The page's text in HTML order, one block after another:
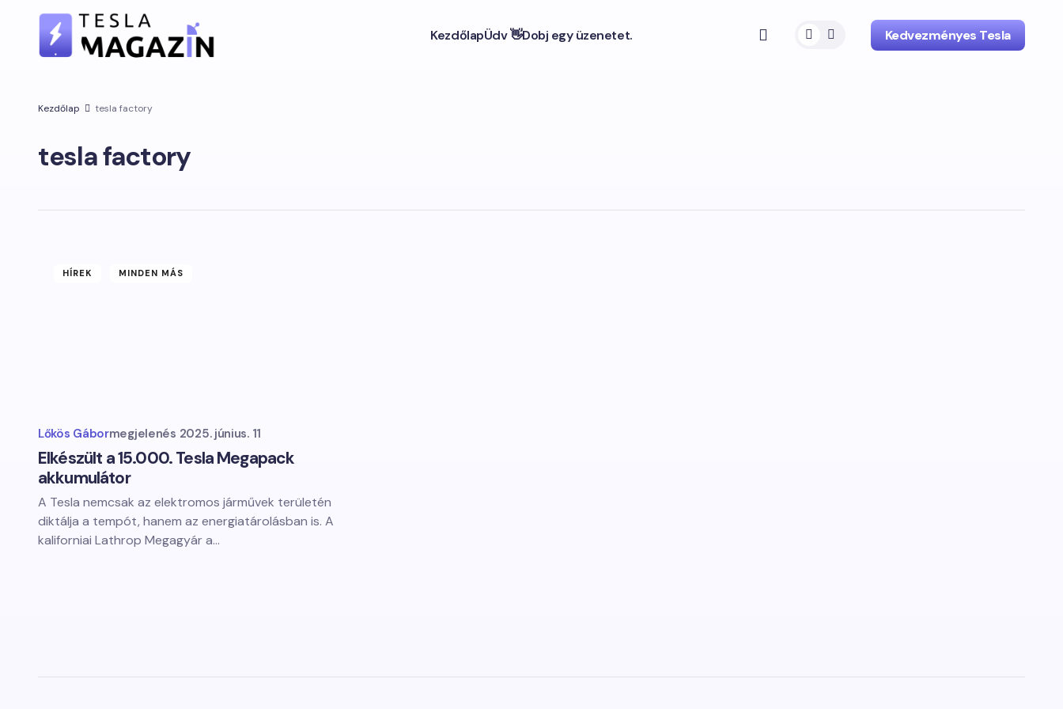
KezdőlapÜdv 👋Dobj egy üzenetet. Kedvezményes Tesla
Kezdőlap tesla factory
tesla factory
HÍREK MINDEN MÁS
Lőkös Gábormegjelenés 2025. június. 11
Elkészült a 15.000. Tesla Megapack
akkumulátor
A Tesla nemcsak az elektromos járművek területén
diktálja a tempót, hanem az energiatárolásban is. A
kaliforniai Lathrop Megagyár a…